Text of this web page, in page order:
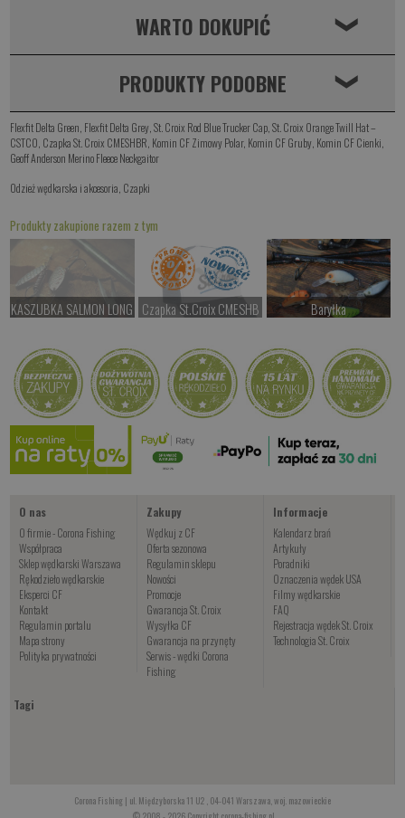
WARTO DOKUPIĆ ❮
PRODUKTY PODOBNE ❮
Flexfit Delta Green Flexfit Delta Grey ,St. Croix Rod Blue Trucker Cap ,St. Croix Orange Twill Hat –
CSTCO Czapka St. Croix CMESHBR Komin CF Zimowy Polar, Komin CF Gruby Komin CF Cienki
Geoff Anderson Merino Fleece Neckgaitor
Odzież wędkarska i akcesoria Czapki
Produkty zakupione razem z tym
KASZUBKA SALMON LONG
Kup teraz >
Czapka St.Croix CMESHB
Kup teraz >
Baryłka
Kup teraz >
Gruby Long 4
od 42.00 PLN
Kup teraz >
O nas
O firmie - Corona Fishing
Współpraca
Sklep wędkarski Warszawa
Rękodzieło wędkarskie
Eksperci CF
Kontakt
Regulamin portalu
Mapa strony
Polityka prywatności
Zakupy
Wędkuj z CF
Oferta sezonowa
Regulamin sklepu
Nowości
Promocje
Gwarancja St. Croix
Wysyłka CF
Gwarancja na przynęty
Serwis - wędki Corona
Fishing
Informacje
Kalendarz brań
Artykuły
Poradniki
Oznaczenia wędek USA
Filmy wędkarskie
FAQ
Rejestracja wędek St. Croix
Technologia St. Croix
Tagi
Corona Fishing | ul. Międzyborska 11 U2 , 04-041 Warszawa, woj. mazowieckie